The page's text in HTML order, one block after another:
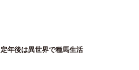
定年後は異世界で種馬生活